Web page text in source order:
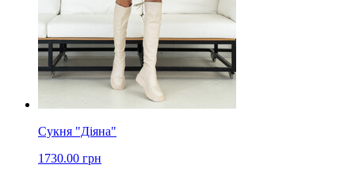
Сукня "Діяна"
1730.00 грн